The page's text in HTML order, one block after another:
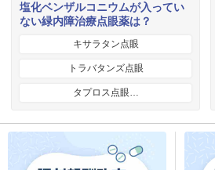
塩化ベンザルコニウムが入ってい
ない緑内障治療点眼薬は？
キサラタン点眼
トラバタンズ点眼
タプロス点眼…